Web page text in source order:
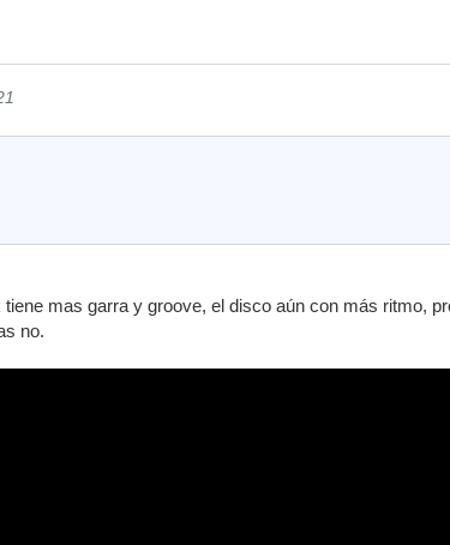
mas garra y groove, el disco aún con más ritmo,
no.